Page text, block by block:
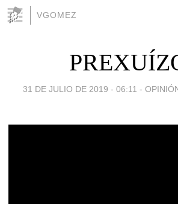
VGOMEZ
31 DE JULIO DE 2019 - 06:11 -